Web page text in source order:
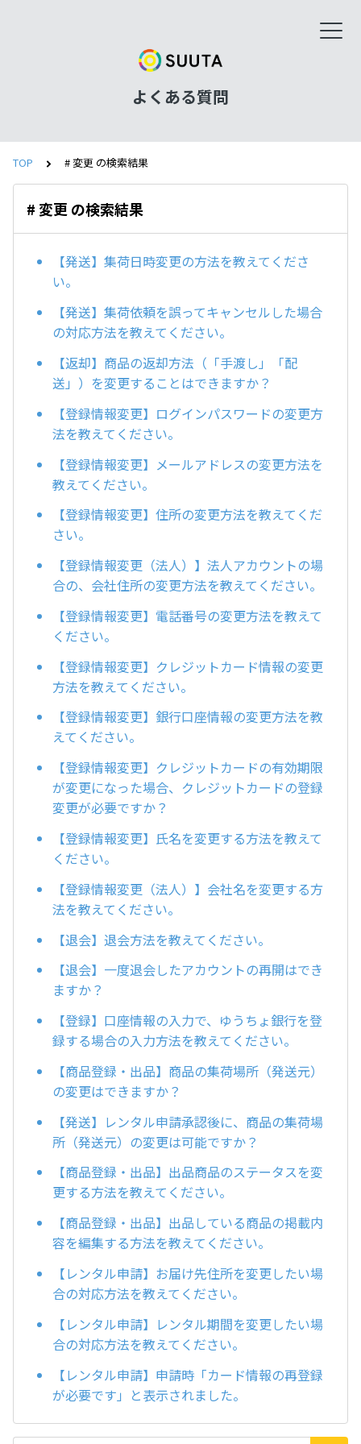
よくある質問
TOP # 変更 の検索結果
# 変更 の検索結果
【発送】集荷日時変更の方法を教えてくださ
い。
【発送】集荷依頼を誤ってキャンセルした場合
の対応方法を教えてください。
【返却】商品の返却方法（「手渡し」「配
送」）を変更することはできますか？
【登録情報変更】ログインパスワードの変更方
法を教えてください。
【登録情報変更】メールアドレスの変更方法を
教えてください。
【登録情報変更】住所の変更方法を教えてくだ
さい。
【登録情報変更（法人）】法人アカウントの場
合の、会社住所の変更方法を教えてください。
【登録情報変更】電話番号の変更方法を教えて
ください。
【登録情報変更】クレジットカード情報の変更
方法を教えてください。
【登録情報変更】銀行口座情報の変更方法を教
えてください。
【登録情報変更】クレジットカードの有効期限
が変更になった場合、クレジットカードの登録
変更が必要ですか？
【登録情報変更】氏名を変更する方法を教えて
ください。
【登録情報変更（法人）】会社名を変更する方
法を教えてください。
【退会】退会方法を教えてください。
【退会】一度退会したアカウントの再開はでき
ますか？
【登録】口座情報の入力で、ゆうちょ銀行を登
録する場合の入力方法を教えてください。
【商品登録・出品】商品の集荷場所（発送元）
の変更はできますか？
【発送】レンタル申請承認後に、商品の集荷場
所（発送元）の変更は可能ですか？
【商品登録・出品】出品商品のステータスを変
更する方法を教えてください。
【商品登録・出品】出品している商品の掲載内
容を編集する方法を教えてください。
【レンタル申請】お届け先住所を変更したい場
合の対応方法を教えてください。
【レンタル申請】レンタル期間を変更したい場
合の対応方法を教えてください。
【レンタル申請】申請時「カード情報の再登録
が必要です」と表示されました。